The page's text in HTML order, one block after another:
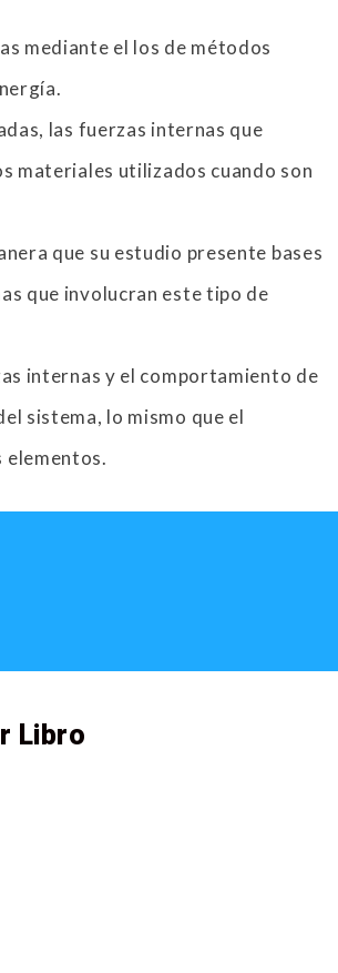
mediante el los de métodos
las fuerzas internas que
materiales utilizados cuando son
que su estudio presente bases
que involucran este tipo de
internas y el comportamiento de
sistema, lo mismo que el
elementos.
Libro